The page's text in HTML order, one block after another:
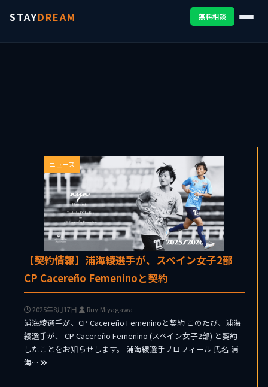
STAYDREAM 無料相談
ニュース
【契約情報】浦海綾選手が、スペイン女子2部
CP Cacereño Femeninoと契約
2025年8月17日 Ruy Miyagawa
浦海綾選手が、CP Cacereño Femeninoと契約 このたび、浦海
綾選手が、 CP Cacereño Femenino (スペイン女子2部) と契約
したことをお知らせします。 浦海綾選手プロフィール 氏名 浦
海…